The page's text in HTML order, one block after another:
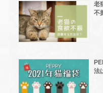
老
不
法